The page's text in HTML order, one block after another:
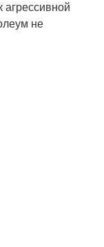
агрессивной
не